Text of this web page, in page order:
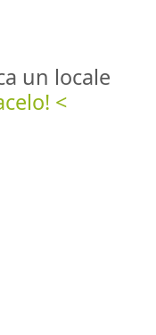
un locale
<